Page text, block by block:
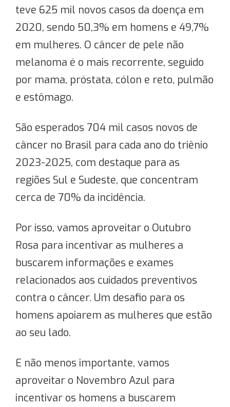
teve 625 mil novos casos da doença em
2020, sendo 50,3% em homens e 49,7%
em mulheres. O câncer de pele não
melanoma é o mais recorrente, seguido
por mama, próstata, cólon e reto, pulmão
e estômago.
São esperados 704 mil casos novos de
câncer no Brasil para cada ano do triênio
2023-2025, com destaque para as
regiões Sul e Sudeste, que concentram
cerca de 70% da incidência.
Por isso, vamos aproveitar o Outubro
Rosa para incentivar as mulheres a
buscarem informações e exames
relacionados aos cuidados preventivos
contra o câncer. Um desafio para os
homens apoiarem as mulheres que estão
ao seu lado.
E não menos importante, vamos
aproveitar o Novembro Azul para
incentivar os homens a buscarem